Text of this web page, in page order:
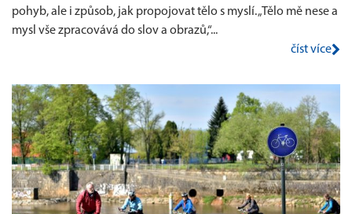
pohyb, ale i způsob, jak propojovat tělo s myslí. „Tělo mě nese a
mysl vše zpracovává do slov a obrazů,“...
číst více